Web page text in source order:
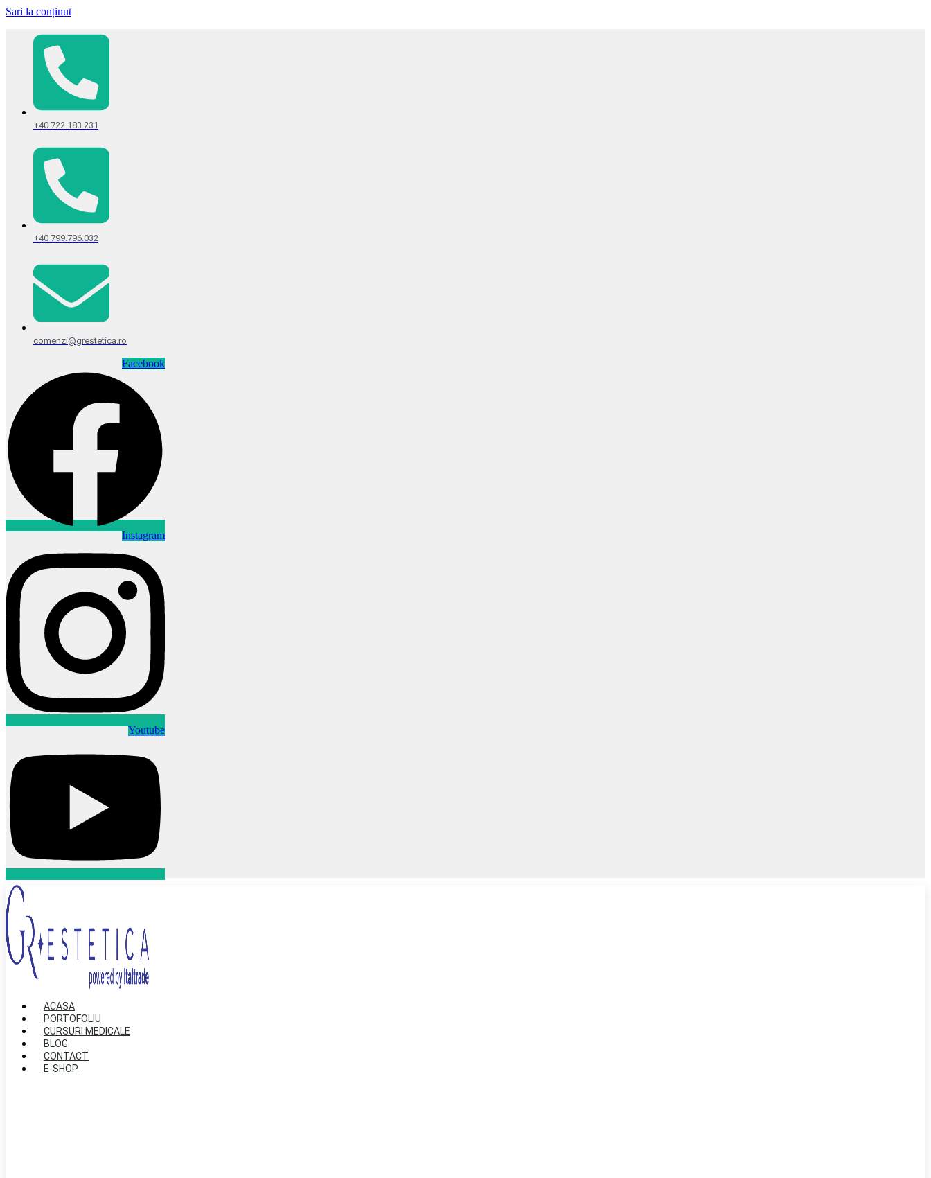
Sari la conținut
+40 722.183.231
+40 799.796.032
comenzi@grestetica.ro
Facebook
Instagram
Youtube
ACASA
PORTOFOLIU
CURSURI MEDICALE
BLOG
CONTACT
E-SHOP